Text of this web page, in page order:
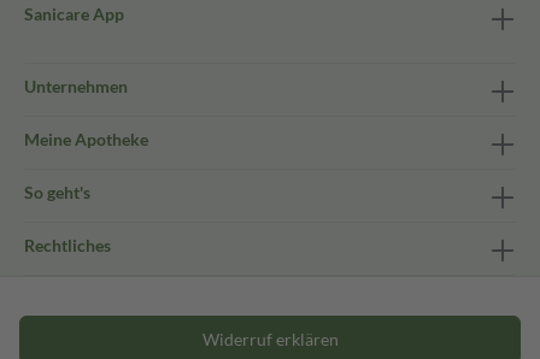
Sanicare App
Unternehmen
Meine Apotheke
So geht's
Rechtliches
Widerruf erklären